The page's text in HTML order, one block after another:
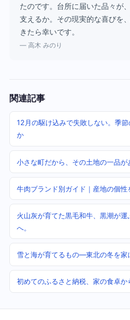
たのです。台所に届いた品々が
支えるか。その現実的な喜びを
きたら幸いです。
— 高木 みのり
関連記事
12月の駆け込みで失敗しない。季
か
小さな町だから、その土地の一品が
牛肉ブランド別ガイド｜産地の個性
火山灰が育てた黒毛和牛、黒潮が
へ。
雪と海が育てるもの—東北の冬を家
初めてのふるさと納税、家の食卓か